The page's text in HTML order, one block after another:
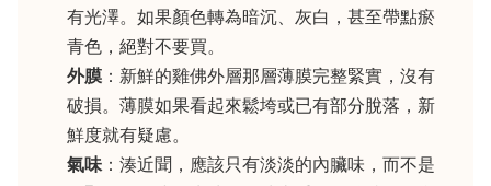
有光澤。如果顏色轉為暗沉、灰白，甚至帶點瘀
青色，絕對不要買。
外膜 ：新鮮的雞佛外層那層薄膜完整緊實，沒有
破損。薄膜如果看起來鬆垮或已有部分脫落，新
鮮度就有疑慮。
氣味：湊近聞，應該只有淡淡的內臟味，而不是